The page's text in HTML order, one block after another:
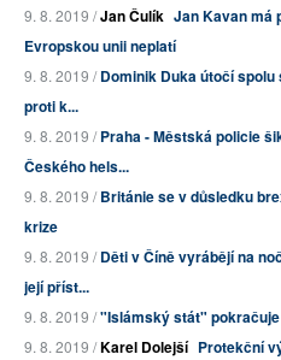
9. 8. 2019 /Jan Čulík Jan Kavan má
Evropskou unii neplatí
9. 8. 2019 /Dominik Duka útočí
proti k...
9. 8. 2019 /Praha - Městská policie
Českého hels...
9. 8. 2019 /Británie se v důsledku
krize
9. 8. 2019 /Děti v Číně vyrábějí na
její příst...
9. 8. 2019 /"Islámský stát"
9. 8. 2019 /Karel Dolejší Protekční